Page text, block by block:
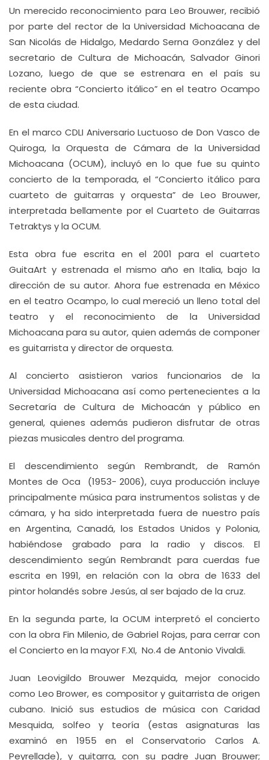
Un merecido reconocimiento para Leo Brouwer, recibió
por parte del rector de la Universidad Michoacana de
San Nicolás de Hidalgo, Medardo Serna González y del
secretario de Cultura de Michoacán, Salvador Ginori
Lozano, luego de que se estrenara en el país su
reciente obra “Concierto itálico” en el teatro Ocampo
de esta ciudad.
En el marco CDLI Aniversario Luctuoso de Don Vasco de
Quiroga, la Orquesta de Cámara de la Universidad
Michoacana (OCUM), incluyó en lo que fue su quinto
concierto de la temporada, el “Concierto itálico para
cuarteto de guitarras y orquesta” de Leo Brouwer,
interpretada bellamente por el Cuarteto de Guitarras
Tetraktys y la OCUM.
Esta obra fue escrita en el 2001 para el cuarteto
GuitaArt y estrenada el mismo año en Italia, bajo la
dirección de su autor. Ahora fue estrenada en México
en el teatro Ocampo, lo cual mereció un lleno total del
teatro y el reconocimiento de la Universidad
Michoacana para su autor, quien además de componer
es guitarrista y director de orquesta.
Al concierto asistieron varios funcionarios de la
Universidad Michoacana así como pertenecientes a la
Secretaría de Cultura de Michoacán y público en
general, quienes además pudieron disfrutar de otras
piezas musicales dentro del programa.
El descendimiento según Rembrandt, de Ramón
Montes de Oca (1953- 2006), cuya producción incluye
principalmente música para instrumentos solistas y de
cámara, y ha sido interpretada fuera de nuestro país
en Argentina, Canadá, los Estados Unidos y Polonia,
habiéndose grabado para la radio y discos. El
descendimiento según Rembrandt para cuerdas fue
escrita en 1991, en relación con la obra de 1633 del
pintor holandés sobre Jesús, al ser bajado de la cruz.
En la segunda parte, la OCUM interpretó el concierto
con la obra Fin Milenio, de Gabriel Rojas, para cerrar con
el Concierto en la mayor F.XI, No.4 de Antonio Vivaldi.
Juan Leovigildo Brouwer Mezquida, mejor conocido
como Leo Brower, es compositor y guitarrista de origen
cubano. Inició sus estudios de música con Caridad
Mesquida, solfeo y teoría (estas asignaturas las
examinó en 1955 en el Conservatorio Carlos A.
Peyrellade), y guitarra, con su padre Juan Brouwer;